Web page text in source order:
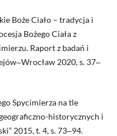
Boże Ciało – tradycja i
Bożego Ciała z
Raport z badań i
2020, s. 37‒
Spycimierza na tle
historycznych i
2015, t. 4, s. 73‒94.